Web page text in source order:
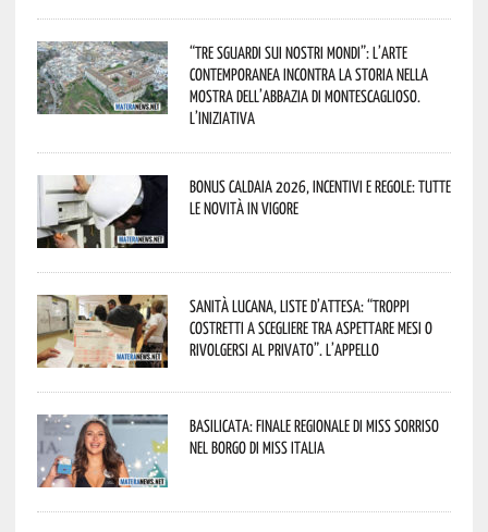
“Tre Sguardi sui Nostri Mondi”: l’arte
contemporanea incontra la storia nella
mostra dell’Abbazia di Montescaglioso.
L’iniziativa
Bonus caldaia 2026, incentivi e regole: tutte
le novità in vigore
Sanità lucana, liste d’attesa: “Troppi
costretti a scegliere tra aspettare mesi o
rivolgersi al privato”. L’appello
Basilicata: finale regionale di Miss Sorriso
nel borgo di Miss Italia